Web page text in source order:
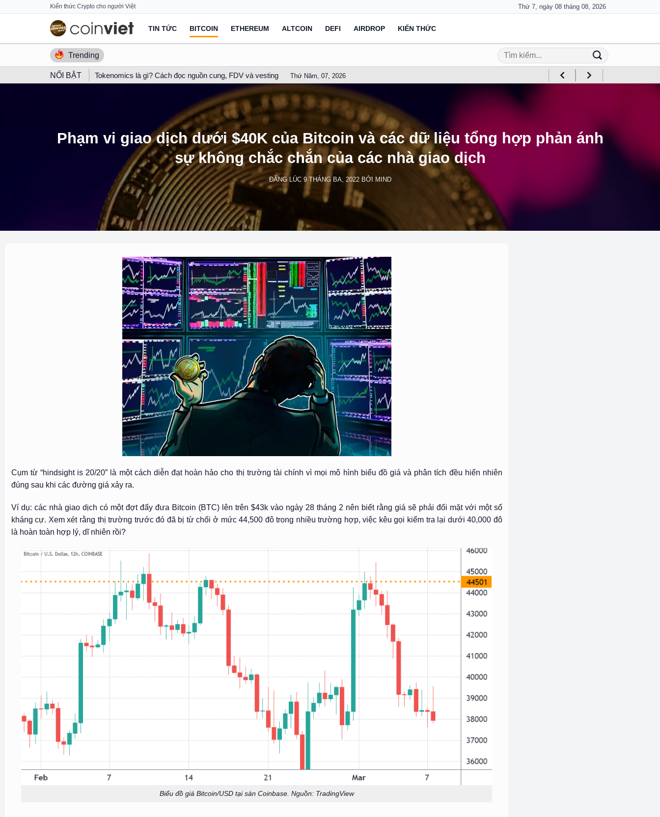
Kiến thức Crypto cho người Việt Thứ 7, ngày 08 tháng 08, 2026
TIN TỨC BITCOIN ETHEREUM ALTCOIN DEFI AIRDROP KIẾN THỨC
Trending
NỔI BẬT Tokenomics là gì? Cách đọc nguồn cung, FDV và vesting Thứ Năm, 07, 2026
Phạm vi giao dịch dưới $40K của Bitcoin và các dữ liệu tổng hợp phản ánh
sự không chắc chắn của các nhà giao dịch
ĐĂNG LÚC 9 THÁNG BA, 2022BỞI MIND
Cụm từ “hindsight is 20/20” là một cách diễn đạt hoàn hảo cho thị trường tài chính vì mọi mô hình biểu đồ giá và phân tích đều hiển nhiên
đúng sau khi các đường giá xảy ra.
Ví dụ: các nhà giao dịch có một đợt đẩy đưa Bitcoin (BTC) lên trên $43k vào ngày 28 tháng 2 nên biết rằng giá sẽ phải đối mặt với một số
kháng cự. Xem xét rằng thị trường trước đó đã bị từ chối ở mức 44,500 đô trong nhiều trường hợp, việc kêu gọi kiểm tra lại dưới 40,000 đô
là hoàn toàn hợp lý, dĩ nhiên rồi?
Biểu đồ giá Bitcoin/USD tại sàn Coinbase. Nguồn: TradingView